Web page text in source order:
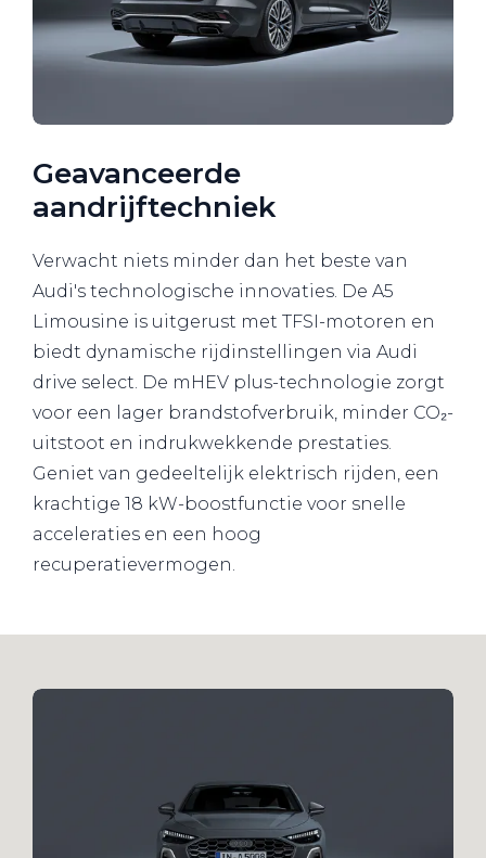
Geavanceerde
aandrijftechniek
Verwacht niets minder dan het beste van
Audi's technologische innovaties. De A5
Limousine is uitgerust met TFSI-motoren en
biedt dynamische rijdinstellingen via Audi
drive select. De mHEV plus-technologie zorgt
voor een lager brandstofverbruik, minder CO₂-
uitstoot en indrukwekkende prestaties.
Geniet van gedeeltelijk elektrisch rijden, een
krachtige 18 kW-boostfunctie voor snelle
acceleraties en een hoog
recuperatievermogen.